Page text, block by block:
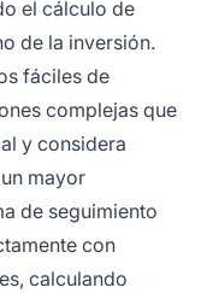
el cálculo de
de la inversión.
fáciles de
complejas que
y considera
mayor
de seguimiento
con
calculando